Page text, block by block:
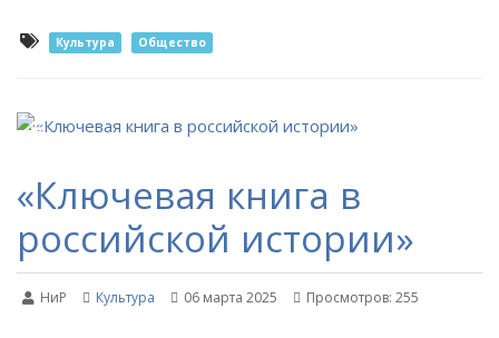
Культура Общество
«Ключевая книга в
российской истории»
НиР Культура 06 марта 2025 Просмотров: 255